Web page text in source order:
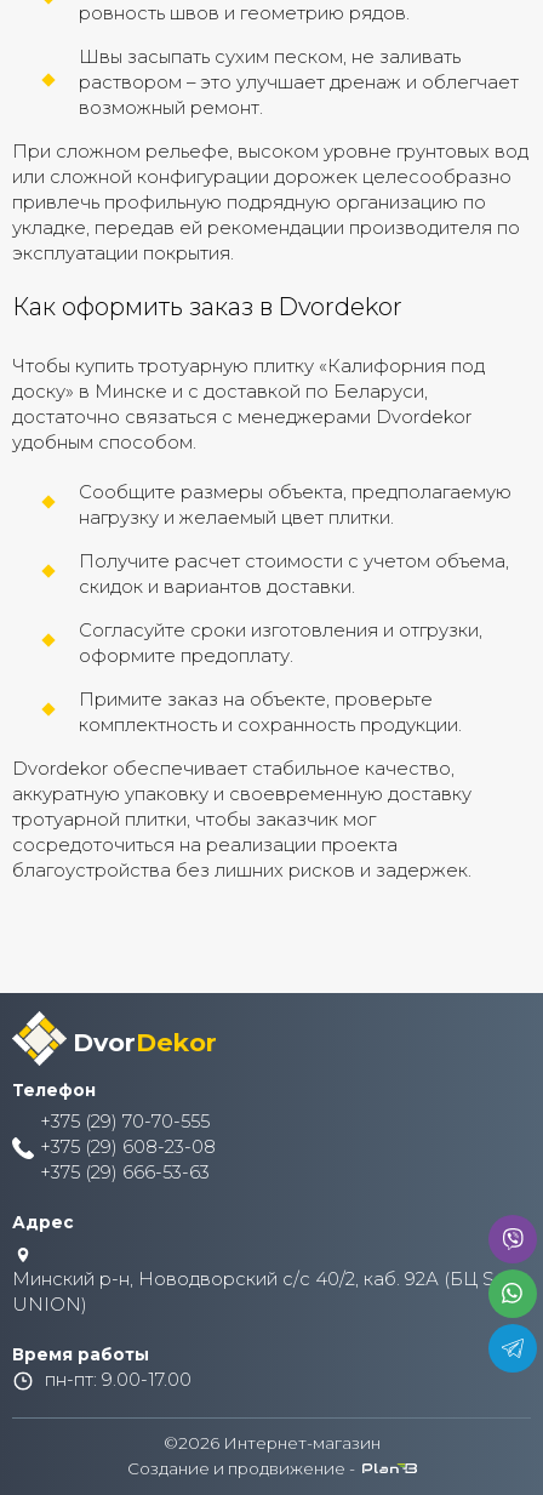
ровность швов и геометрию рядов.
Швы засыпать сухим песком, не заливать
раствором – это улучшает дренаж и облегчает
возможный ремонт.
При сложном рельефе, высоком уровне грунтовых вод
или сложной конфигурации дорожек целесообразно
привлечь профильную подрядную организацию по
укладке, передав ей рекомендации производителя по
эксплуатации покрытия.
Как оформить заказ в Dvordekor
Чтобы купить тротуарную плитку «Калифорния под
доску» в Минске и с доставкой по Беларуси,
достаточно связаться с менеджерами Dvordekor
удобным способом.
Сообщите размеры объекта, предполагаемую
нагрузку и желаемый цвет плитки.
Получите расчет стоимости с учетом объема,
скидок и вариантов доставки.
Согласуйте сроки изготовления и отгрузки,
оформите предоплату.
Примите заказ на объекте, проверьте
комплектность и сохранность продукции.
Dvordekor обеспечивает стабильное качество,
аккуратную упаковку и своевременную доставку
тротуарной плитки, чтобы заказчик мог
сосредоточиться на реализации проекта
благоустройства без лишних рисков и задержек.
DvorDekor
Телефон
+375 (29) 70-70-555
+375 (29) 608-23-08
+375 (29) 666-53-63
Адрес
Минский р-н, Новодворский с/с 40/2, каб. 92А (БЦ S-
UNION)
Время работы
пн-пт: 9.00-17.00
©2026 Интернет-магазин
Создание и продвижение -